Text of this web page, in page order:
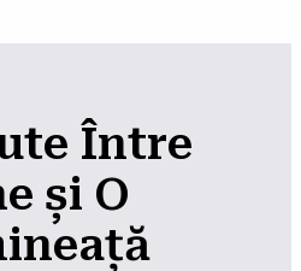
Între
și O